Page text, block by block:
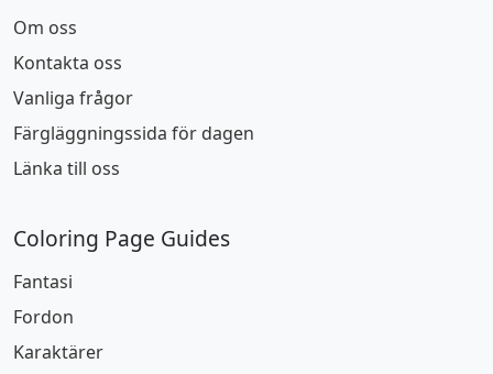
Om oss
Kontakta oss
Vanliga frågor
Färgläggningssida för dagen
Länka till oss
Coloring Page Guides
Fantasi
Fordon
Karaktärer